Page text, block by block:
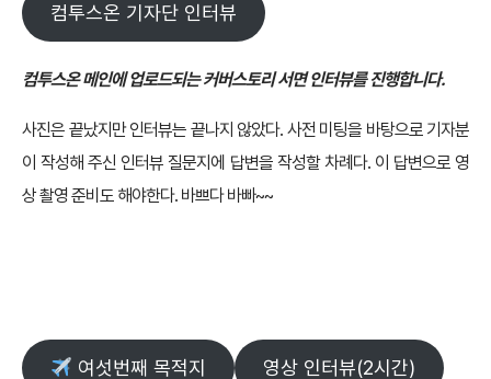
컴투스온 기자단 인터뷰
컴투스온 메인에 업로드되는 커버스토리 서면 인터뷰를 진행합니다.
사진은 끝났지만 인터뷰는 끝나지 않았다. 사전 미팅을 바탕으로 기자분
이 작성해 주신 인터뷰 질문지에 답변을 작성할 차례다. 이 답변으로 영
상 촬영 준비도 해야한다. 바쁘다 바빠~~
여섯번째 목적지 영상 인터뷰(2시간)